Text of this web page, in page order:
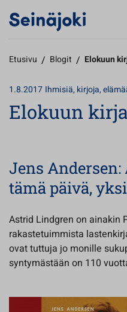
Etusivu / Blogit / Elokuun
1.8.2017 Ihmisiä, kirjoja,
Elokuun
Jens
tämä päivä,
Astrid Lindgren on ainakin
rakastetuimmista
ovat tuttuja jo monille
syntymästään on 110